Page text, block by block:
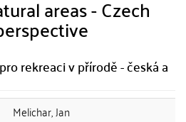
areas - Czech
rekreaci v přírodě - česká a
Melichar, Jan